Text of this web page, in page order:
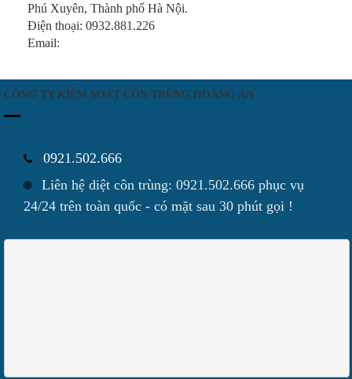
Phú Xuyên, Thành phố Hà Nội.
Điện thoại: 0932.881.226
Email:
CÔNG TY KIỂM SOÁT CÔN TRÙNG HOÀNG ÂN
0921.502.666
Liên hệ diệt côn trùng: 0921.502.666 phục vụ
24/24 trên toàn quốc - có mặt sau 30 phút gọi !